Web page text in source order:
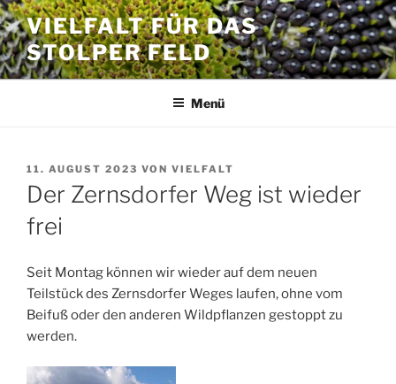
Zum
Inhalt
springen
VIELFALT FÜR DAS
STOLPER FELD
Menü
VERÖFFENTLICHT
AM
11. AUGUST 2023 VON VIELFALT
Der Zernsdorfer Weg ist wieder
frei
Seit Montag können wir wieder auf dem neuen
Teilstück des Zernsdorfer Weges laufen, ohne vom
Beifuß oder den anderen Wildpflanzen gestoppt zu
werden.